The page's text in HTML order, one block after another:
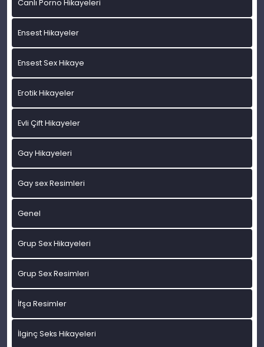
Canlı Porno Hikayeleri
Ensest Hikayeler
Ensest Sex Hikaye
Erotik Hikayeler
Evli Çift Hikayeler
Gay Hikayeleri
Gay sex Resimleri
Genel
Grup Sex Hikayeleri
Grup Sex Resimleri
İfşa Resimler
İlginç Seks Hikayeleri